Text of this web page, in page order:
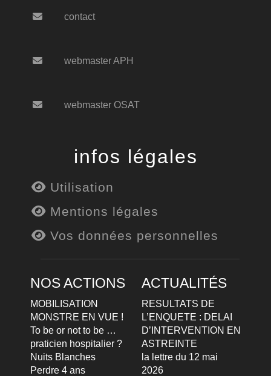
contact
webmaster APH
webmaster OSAT
infos légales
Utilisation
Mentions légales
Vos données personnelles
NOS ACTIONS
MOBILISATION
MONSTRE EN VUE !
To be or not to be …
praticien hospitalier ?
Nuits Blanches
Perdre 4 ans
ACTUALITÉS
RESULTATS DE
L’ENQUETE : DELAI
D’INTERVENTION EN
ASTREINTE
la lettre du 12 mai
2026